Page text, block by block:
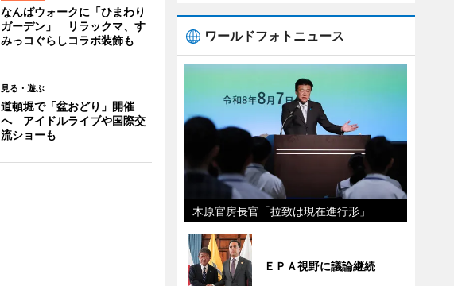
なんばウォークに「ひまわり
ガーデン」 リラックマ、す
みっコぐらしコラボ装飾も
見る・遊ぶ
道頓堀で「盆おどり」開催
へ アイドルライブや国際交
流ショーも
ワールドフォトニュース
木原官房長官「拉致は現在進行形」
ＥＰＡ視野に議論継続